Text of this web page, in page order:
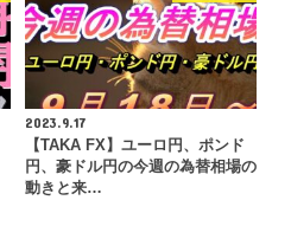
2023.9.17
【TAKA FX】ユーロ円、ポンド
円、豪ドル円の今週の為替相場の
動きと来…